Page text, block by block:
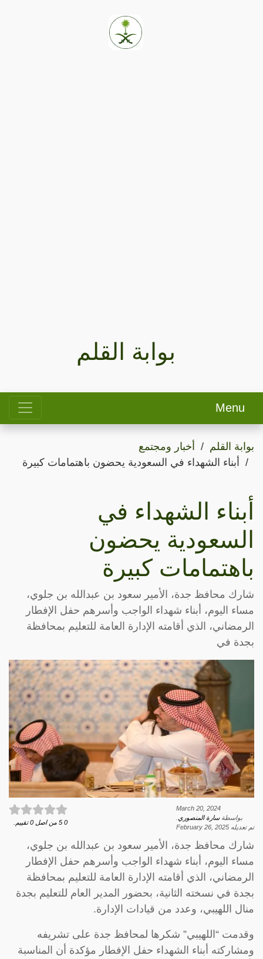
بوابة القلم
Menu
بوابة القلم
أخبار ومجتمع
أبناء الشهداء في السعودية يحضون باهتمامات كبيرة
أبناء الشهداء في
السعودية يحضون
باهتمامات كبيرة
شارك محافظ جدة، الأمير سعود بن عبدالله بن جلوي،
مساء اليوم، أبناء شهداء الواجب وأسرهم حفل الإفطار
الرمضاني، الذي أقامته الإدارة العامة للتعليم بمحافظة
بجدة في
March 20, 2024
بواسطةسارة المنصوري
تم تعديله February 26, 2025
0
5 من اصل 0 تقييم.
شارك محافظ جدة، الأمير سعود بن عبدالله بن جلوي،
مساء اليوم، أبناء شهداء الواجب وأسرهم حفل الإفطار
الرمضاني، الذي أقامته الإدارة العامة للتعليم بمحافظة
بجدة في نسخته الثانية، بحضور المدير العام للتعليم بجدة
منال اللهيبي، وعدد من قيادات الإدارة.
وقدمت “اللهيبي” شكرها لمحافظ جدة على تشريفه
ومشاركته أبناء الشهداء حفل الإفطار مؤكدة أن المناسبة